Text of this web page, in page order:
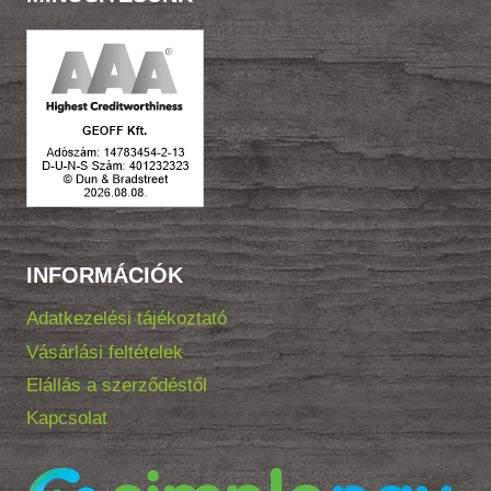
INFORMÁCIÓK
Adatkezelési tájékoztató
Vásárlási feltételek
Elállás a szerződéstől
Kapcsolat